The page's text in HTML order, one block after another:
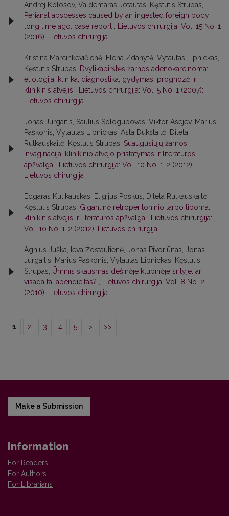
Andrej Kolosov, Valdemaras Jotautas, Kęstutis Strupas,
Perianal abscesses caused by an ingested foreign body
long time ago: case report
Lietuvos chirurgija: Vol. 15 No. 1
(2016): Lietuvos chirurgija
Kristina Marcinkevičienė, Elena Zdanytė, Vytautas Lipnickas,
Kęstutis Strupas,
Dvylikapirštės žarnos adenokarcinoma:
etiologija, klinika, diagnostika, gydymas, prognozė ir
klinikinis atvejis
Lietuvos chirurgija: Vol. 5 No. 1 (2007):
Lietuvos chirurgija
Jonas Jurgaitis, Saulius Sologubovas, Viktor Asejev, Marius
Paškonis, Vytautas Lipnickas, Asta Dukštaitė, Dileta
Rutkauskaitė, Kęstutis Strupas, Suaugusiųjų žarnos
invaginacija: klinikinio atvejo pristatymas ir literatūros
apžvalga
Lietuvos chirurgija: Vol. 10 No. 1-2 (2012):
Lietuvos chirurgija
Edgaras Kulikauskas, Eligijus Poškus, Dileta Rutkauskaitė,
Kęstutis Strupas, Gigantinė retroperitoninio tarpo lipoma:
klinikinis atvejis ir literatūros apžvalga
Lietuvos chirurgija:
Vol. 10 No. 1-2 (2012): Lietuvos chirurgija
Agnius Juška, Ieva Žostautienė, Jonas Pivoriūnas, Jonas
Jurgaitis, Marius Paškonis, Vytautas Lipnickas, Kęstutis
Strupas, Ūminis skausmas dešinėje klubinėje srityje: ar
visada tai apendicitas?
Lietuvos chirurgija: Vol. 8 No. 2
(2010): Lietuvos chirurgija
1 2 3 4 5 > >>
Make a Submission
Information
For Readers
For Authors
For Librarians